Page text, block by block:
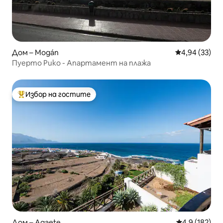
Дом – Mogán Средна
4,94 (33)
Пуерто Рико - Апартамент на плажа
Най-популярен избор на гостите
Избор на гостите